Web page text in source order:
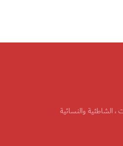
، الشاطئية والنسائية